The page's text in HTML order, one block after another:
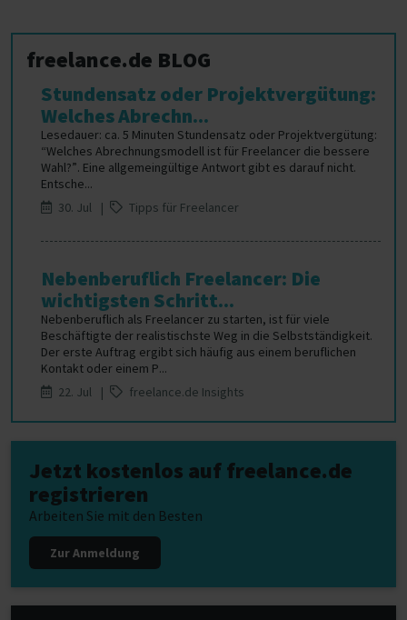
freelance.de BLOG
Stundensatz oder Projektvergütung:
Welches Abrechn...
Lesedauer: ca. 5 Minuten Stundensatz oder Projektvergütung:
“Welches Abrechnungsmodell ist für Freelancer die bessere
Wahl?”. Eine allgemeingültige Antwort gibt es darauf nicht.
Entsche...
30. Jul |
Tipps für Freelancer
Nebenberuflich Freelancer: Die
wichtigsten Schritt...
Nebenberuflich als Freelancer zu starten, ist für viele
Beschäftigte der realistischste Weg in die Selbstständigkeit.
Der erste Auftrag ergibt sich häufig aus einem beruflichen
Kontakt oder einem P...
22. Jul |
freelance.de Insights
Jetzt kostenlos auf freelance.de
registrieren
Arbeiten Sie mit den Besten
Zur Anmeldung